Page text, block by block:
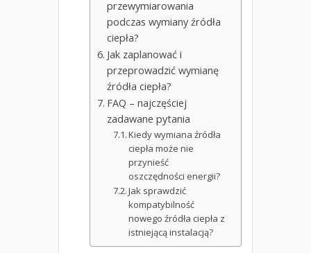
przewymiarowania
podczas wymiany źródła
ciepła?
Jak zaplanować i
przeprowadzić wymianę
źródła ciepła?
FAQ – najczęściej
zadawane pytania
Kiedy wymiana źródła
ciepła może nie
przynieść
oszczędności energii?
Jak sprawdzić
kompatybilność
nowego źródła ciepła z
istniejącą instalacją?